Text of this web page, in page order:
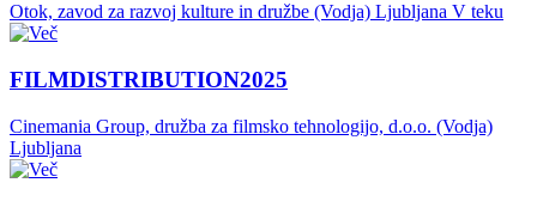
Otok, zavod za razvoj kulture in družbe (Vodja) Ljubljana V teku
FILMDISTRIBUTION2025
Cinemania Group, družba za filmsko tehnologijo, d.o.o. (Vodja)
Ljubljana